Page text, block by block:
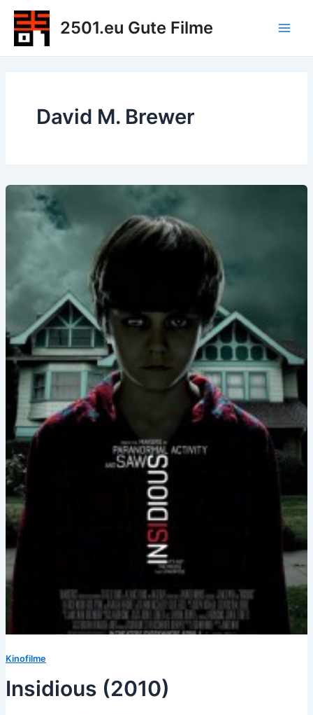
Zum
Inhalt
springen
2501.eu Gute Filme
David M. Brewer
Kinofilme
Insidious (2010)